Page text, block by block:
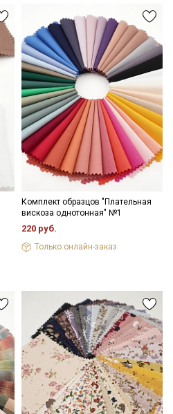
Комплект образцов "Плательная
вискоза однотонная" №1
220 руб.
Только онлайн-заказ